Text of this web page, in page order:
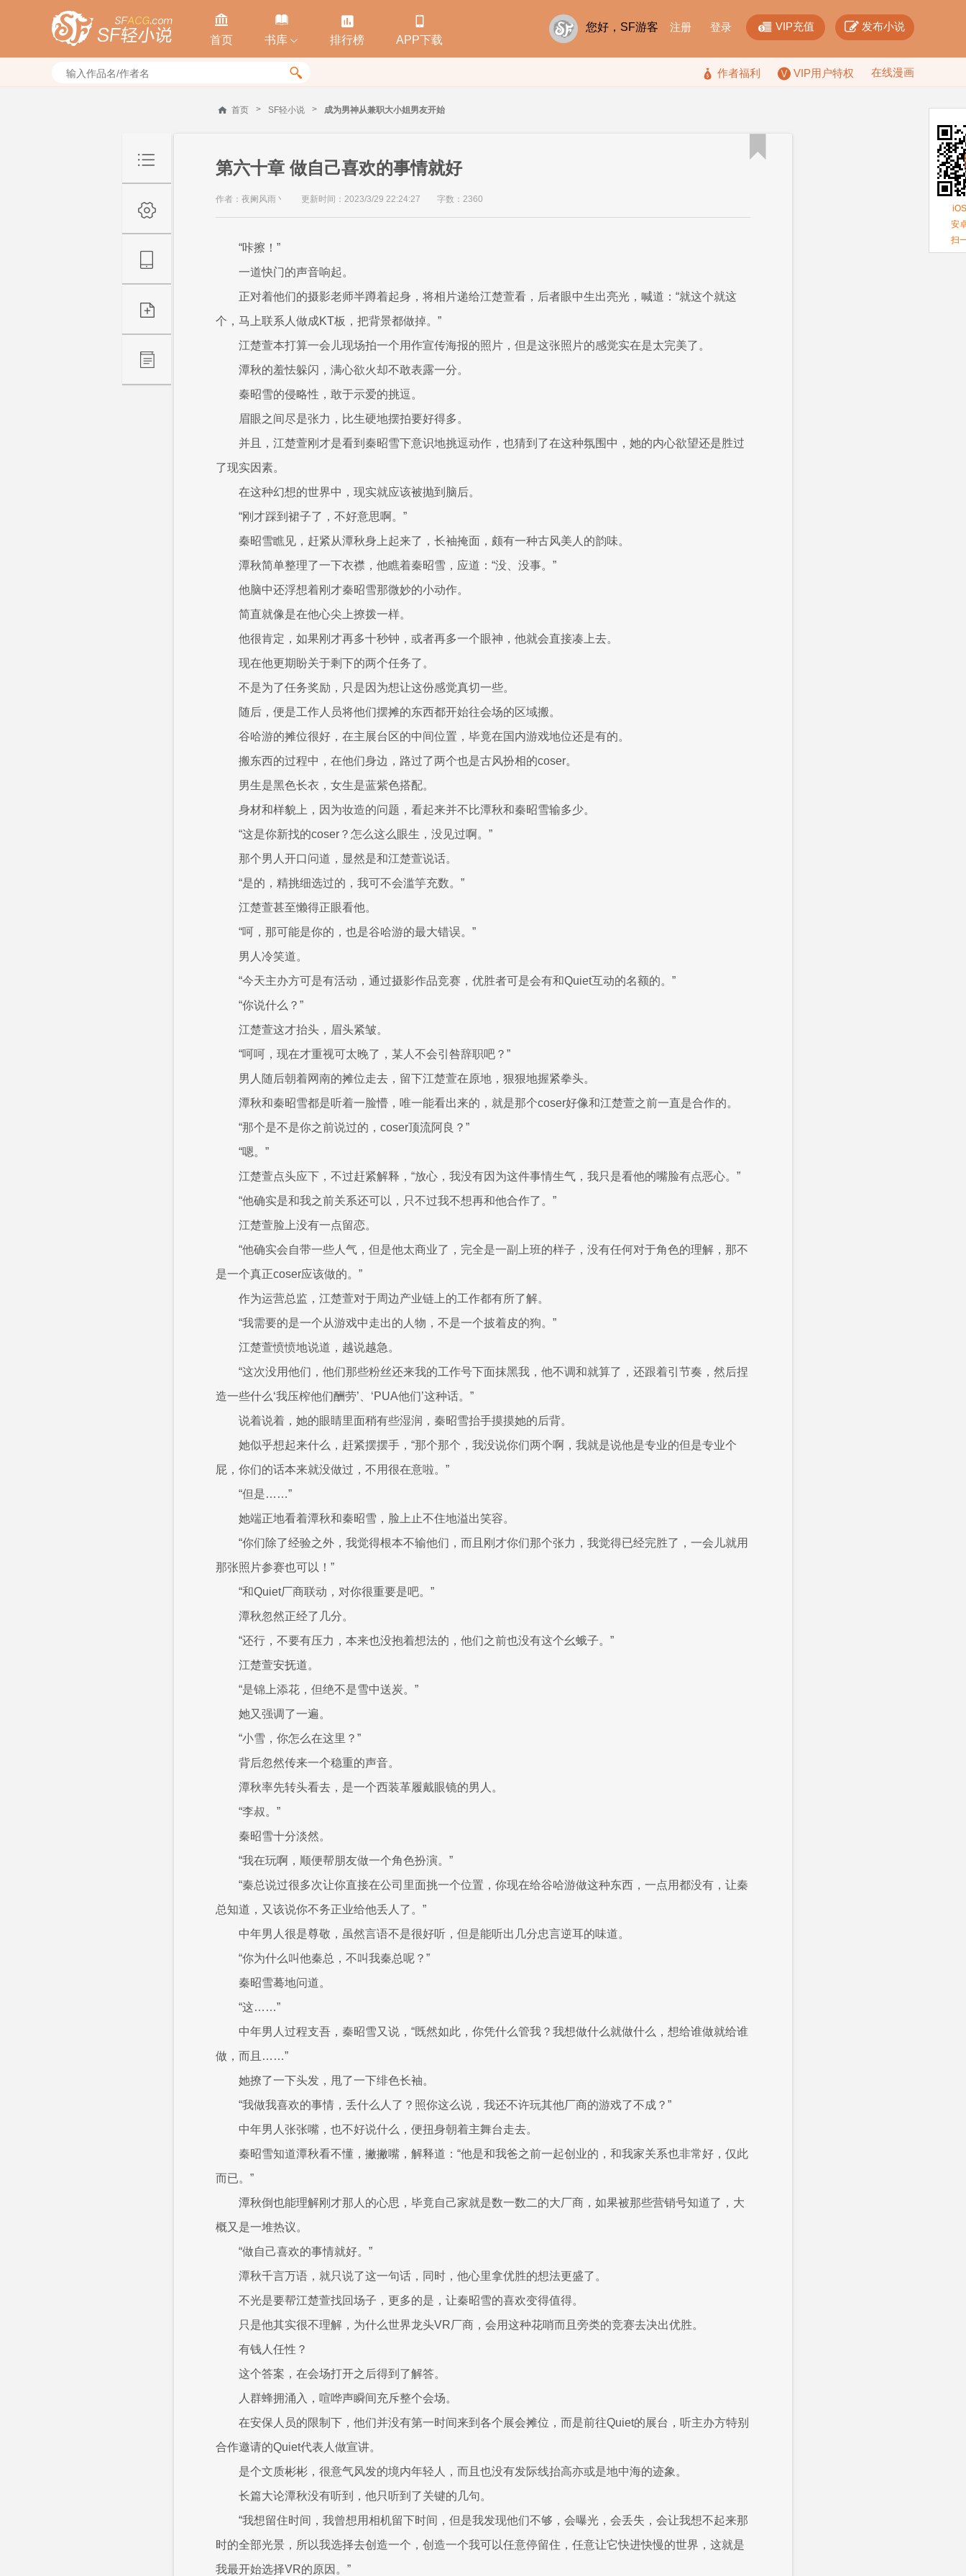

首页

书库 

排行榜

APP下载
您好，SF游客 注册 登录  VIP充值  发布小说
  作者福利 VIP用户特权 在线漫画
首页 > SF轻小说 > 成为男神从兼职大小姐男友开始
第六十章 做自己喜欢的事情就好
作者：夜阑风雨丶 更新时间：2023/3/29 22:24:27 字数：2360
“咔擦！”
一道快门的声音响起。
正对着他们的摄影老师半蹲着起身，将相片递给江楚萱看，后者眼中生出亮光，喊道：“就这个就这
个，马上联系人做成KT板，把背景都做掉。”
江楚萱本打算一会儿现场拍一个用作宣传海报的照片，但是这张照片的感觉实在是太完美了。
潭秋的羞怯躲闪，满心欲火却不敢表露一分。
秦昭雪的侵略性，敢于示爱的挑逗。
眉眼之间尽是张力，比生硬地摆拍要好得多。
并且，江楚萱刚才是看到秦昭雪下意识地挑逗动作，也猜到了在这种氛围中，她的内心欲望还是胜过
了现实因素。
在这种幻想的世界中，现实就应该被抛到脑后。
“刚才踩到裙子了，不好意思啊。”
秦昭雪瞧见，赶紧从潭秋身上起来了，长袖掩面，颇有一种古风美人的韵味。
潭秋简单整理了一下衣襟，他瞧着秦昭雪，应道：“没、没事。”
他脑中还浮想着刚才秦昭雪那微妙的小动作。
简直就像是在他心尖上撩拨一样。
他很肯定，如果刚才再多十秒钟，或者再多一个眼神，他就会直接凑上去。
现在他更期盼关于剩下的两个任务了。
不是为了任务奖励，只是因为想让这份感觉真切一些。
随后，便是工作人员将他们摆摊的东西都开始往会场的区域搬。
谷哈游的摊位很好，在主展台区的中间位置，毕竟在国内游戏地位还是有的。
搬东西的过程中，在他们身边，路过了两个也是古风扮相的coser。
男生是黑色长衣，女生是蓝紫色搭配。
身材和样貌上，因为妆造的问题，看起来并不比潭秋和秦昭雪输多少。
“这是你新找的coser？怎么这么眼生，没见过啊。”
那个男人开口问道，显然是和江楚萱说话。
“是的，精挑细选过的，我可不会滥竽充数。”
江楚萱甚至懒得正眼看他。
“呵，那可能是你的，也是谷哈游的最大错误。”
男人冷笑道。
“今天主办方可是有活动，通过摄影作品竞赛，优胜者可是会有和Quiet互动的名额的。”
“你说什么？”
江楚萱这才抬头，眉头紧皱。
“呵呵，现在才重视可太晚了，某人不会引咎辞职吧？”
男人随后朝着网南的摊位走去，留下江楚萱在原地，狠狠地握紧拳头。
潭秋和秦昭雪都是听着一脸懵，唯一能看出来的，就是那个coser好像和江楚萱之前一直是合作的。
“那个是不是你之前说过的，coser顶流阿良？”
“嗯。”
江楚萱点头应下，不过赶紧解释，“放心，我没有因为这件事情生气，我只是看他的嘴脸有点恶心。”
“他确实是和我之前关系还可以，只不过我不想再和他合作了。”
江楚萱脸上没有一点留恋。
“他确实会自带一些人气，但是他太商业了，完全是一副上班的样子，没有任何对于角色的理解，那不
是一个真正coser应该做的。”
作为运营总监，江楚萱对于周边产业链上的工作都有所了解。
“我需要的是一个从游戏中走出的人物，不是一个披着皮的狗。”
江楚萱愤愤地说道，越说越急。
“这次没用他们，他们那些粉丝还来我的工作号下面抹黑我，他不调和就算了，还跟着引节奏，然后捏
造一些什么‘我压榨他们酬劳’、‘PUA他们’这种话。”
说着说着，她的眼睛里面稍有些湿润，秦昭雪抬手摸摸她的后背。
她似乎想起来什么，赶紧摆摆手，“那个那个，我没说你们两个啊，我就是说他是专业的但是专业个
屁，你们的话本来就没做过，不用很在意啦。”
“但是……”
她端正地看着潭秋和秦昭雪，脸上止不住地溢出笑容。
“你们除了经验之外，我觉得根本不输他们，而且刚才你们那个张力，我觉得已经完胜了，一会儿就用
那张照片参赛也可以！”
“和Quiet厂商联动，对你很重要是吧。”
潭秋忽然正经了几分。
“还行，不要有压力，本来也没抱着想法的，他们之前也没有这个幺蛾子。”
江楚萱安抚道。
“是锦上添花，但绝不是雪中送炭。”
她又强调了一遍。
“小雪，你怎么在这里？”
背后忽然传来一个稳重的声音。
潭秋率先转头看去，是一个西装革履戴眼镜的男人。
“李叔。”
秦昭雪十分淡然。
“我在玩啊，顺便帮朋友做一个角色扮演。”
“秦总说过很多次让你直接在公司里面挑一个位置，你现在给谷哈游做这种东西，一点用都没有，让秦
总知道，又该说你不务正业给他丢人了。”
中年男人很是尊敬，虽然言语不是很好听，但是能听出几分忠言逆耳的味道。
“你为什么叫他秦总，不叫我秦总呢？”
秦昭雪蓦地问道。
“这……”
中年男人过程支吾，秦昭雪又说，“既然如此，你凭什么管我？我想做什么就做什么，想给谁做就给谁
做，而且……”
她撩了一下头发，甩了一下绯色长袖。
“我做我喜欢的事情，丢什么人了？照你这么说，我还不许玩其他厂商的游戏了不成？”
中年男人张张嘴，也不好说什么，便扭身朝着主舞台走去。
秦昭雪知道潭秋看不懂，撇撇嘴，解释道：“他是和我爸之前一起创业的，和我家关系也非常好，仅此
而已。”
潭秋倒也能理解刚才那人的心思，毕竟自己家就是数一数二的大厂商，如果被那些营销号知道了，大
概又是一堆热议。
“做自己喜欢的事情就好。”
潭秋千言万语，就只说了这一句话，同时，他心里拿优胜的想法更盛了。
不光是要帮江楚萱找回场子，更多的是，让秦昭雪的喜欢变得值得。
只是他其实很不理解，为什么世界龙头VR厂商，会用这种花哨而且旁类的竞赛去决出优胜。
有钱人任性？
这个答案，在会场打开之后得到了解答。
人群蜂拥涌入，喧哗声瞬间充斥整个会场。
在安保人员的限制下，他们并没有第一时间来到各个展会摊位，而是前往Quiet的展台，听主办方特别
合作邀请的Quiet代表人做宣讲。
是个文质彬彬，很意气风发的境内年轻人，而且也没有发际线抬高亦或是地中海的迹象。
长篇大论潭秋没有听到，他只听到了关键的几句。
“我想留住时间，我曾想用相机留下时间，但是我发现他们不够，会曝光，会丢失，会让我想不起来那
时的全部光景，所以我选择去创造一个，创造一个我可以任意停留住，任意让它快进快慢的世界，这就是
我最开始选择VR的原因。”

安
扫